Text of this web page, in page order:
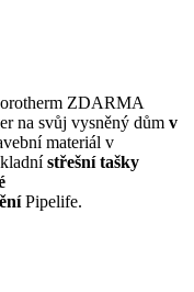
ZDARMA
na svůj vysněný dům v
materiál v
střešní tašky
Pipelife.